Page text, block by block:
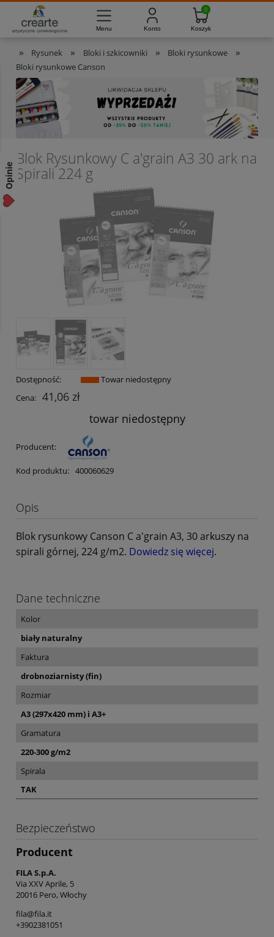
» Rysunek » Bloki i szkicowniki » Bloki rysunkowe »
Bloki rysunkowe Canson
Blok Rysunkowy C a'grain A3 30 ark na
Spirali 224 g
Dostępność:
Towar niedostępny
Cena: 41,06 zł
towar niedostępny
Producent:
Kod produktu: 400060629
Opis
Blok rysunkowy Canson C a'grain A3, 30 arkuszy na
spirali górnej, 224 g/m2. Dowiedz się więcej.
Dane techniczne
Kolor
biały naturalny
Faktura
drobnoziarnisty (fin)
Rozmiar
A3 (297x420 mm) i A3+
Gramatura
220-300 g/m2
Spirala
TAK
Bezpieczeństwo
Producent
FILA S.p.A.
Via XXV Aprile, 5
20016 Pero, Włochy
fila@fila.it
+3902381051
Masz pytania? 733-012-789 Pon. - Pt. 8:00 - 16:00
Opinie